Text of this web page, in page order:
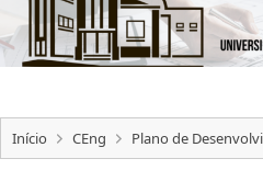
EDITAIS
INTERNACIONAL
PORTARIAS
Início CEng Plano de